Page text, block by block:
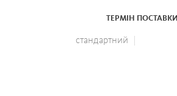
ТЕРМІН ПОСТАВКИ
стандартний